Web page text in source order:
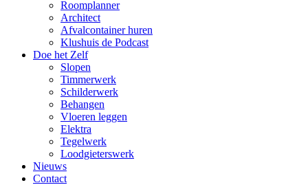
Roomplanner
Architect
Afvalcontainer huren
Klushuis de Podcast
Doe het Zelf
Slopen
Timmerwerk
Schilderwerk
Behangen
Vloeren leggen
Elektra
Tegelwerk
Loodgieterswerk
Nieuws
Contact